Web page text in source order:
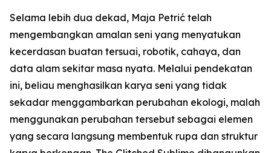
Selama lebih dua dekad, Maja Petrić telah
mengembangkan amalan seni yang menyatukan
kecerdasan buatan tersuai, robotik, cahaya, dan
data alam sekitar masa nyata. Melalui pendekatan
ini, beliau menghasilkan karya seni yang tidak
sekadar menggambarkan perubahan ekologi, malah
menggunakan perubahan tersebut sebagai elemen
yang secara langsung membentuk rupa dan struktur